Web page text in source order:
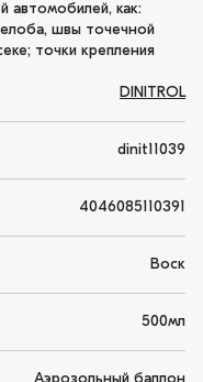
автомобилей, как:
швы точечной
точки крепления
DINITROL
dinit11039
4046085110391
Воск
500мл